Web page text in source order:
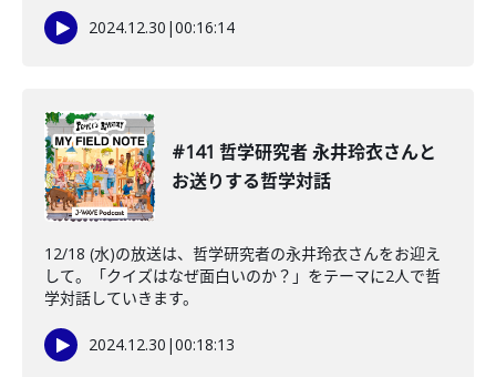
2024.12.30 |00:16:14
#141 哲学研究者 永井玲衣さんと
お送りする哲学対話
12/18 (水)の放送は、哲学研究者の永井玲衣さんをお迎え
して。「クイズはなぜ面白いのか？」をテーマに2人で哲
学対話していきます。
2024.12.30 |00:18:13